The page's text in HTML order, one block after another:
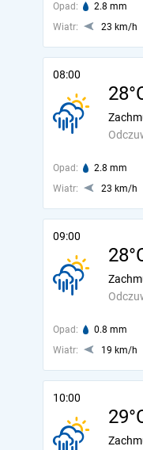
Opad: 2.8 mm
Wiatr:
23 km/h
08:00
Opad: 2.8 mm
Wiatr:
23 km/h
09:00
Opad: 0.8 mm
Wiatr:
19 km/h
10:00